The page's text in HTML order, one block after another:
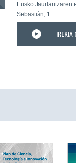
Eusko Jaurlaritzaren
Sebastián, 1
IREKIA